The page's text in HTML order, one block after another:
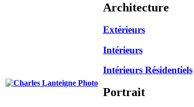
Architecture
Extérieurs
Intérieurs
Intérieurs Résidentiels
Portrait